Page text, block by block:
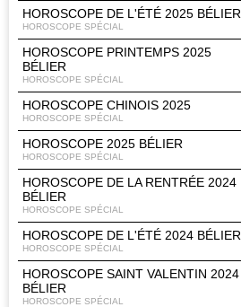
HOROSCOPE DE L'ÉTÉ 2025 BÉLIER
HOROSCOPE SPÉCIAL
HOROSCOPE PRINTEMPS 2025
BÉLIER
HOROSCOPE SPÉCIAL
HOROSCOPE CHINOIS 2025
HOROSCOPE SPÉCIAL
HOROSCOPE 2025 BÉLIER
HOROSCOPE SPÉCIAL
HOROSCOPE DE LA RENTRÉE 2024
BÉLIER
HOROSCOPE SPÉCIAL
HOROSCOPE DE L'ÉTÉ 2024 BÉLIER
HOROSCOPE SPÉCIAL
HOROSCOPE SAINT VALENTIN 2024
BÉLIER
HOROSCOPE SPÉCIAL